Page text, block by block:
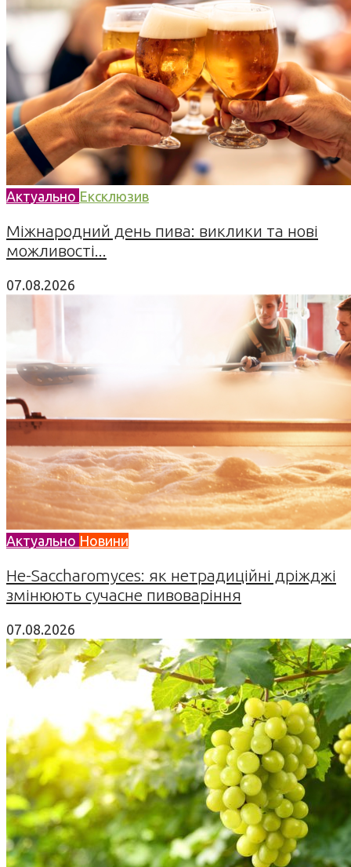
Актуально Ексклюзив
Міжнародний день пива: виклики та нові
можливості...
07.08.2026
Актуально Новини
Не-Saccharomyces: як нетрадиційні дріжджі
змінюють сучасне пивоваріння
07.08.2026